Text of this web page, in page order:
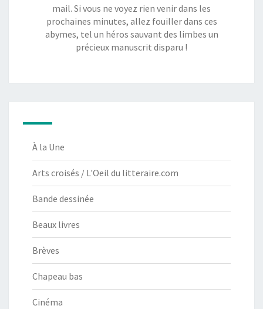
mail. Si vous ne voyez rien venir dans les
prochaines minutes, allez fouiller dans ces
abymes, tel un héros sauvant des limbes un
précieux manuscrit disparu !
À la Une
Arts croisés / L'Oeil du litteraire.com
Bande dessinée
Beaux livres
Brèves
Chapeau bas
Cinéma